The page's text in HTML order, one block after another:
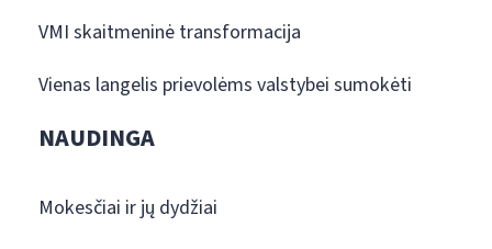
VMI skaitmeninė transformacija
Vienas langelis prievolėms valstybei sumokėti
NAUDINGA
Mokesčiai ir jų dydžiai